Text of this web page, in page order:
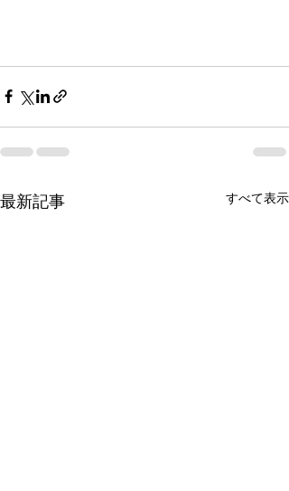
最新記事 すべて表示